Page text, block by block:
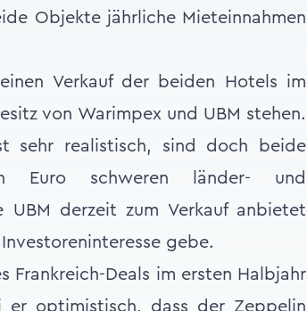
Objekte jährliche Mieteinnahmen
Verkauf der beiden Hotels im
von Warimpex und UBM stehen.
sehr realistisch, sind doch beide
Euro schweren länder- und
UBM derzeit zum Verkauf anbietet
gebe.
Frankreich-Deals im ersten Halbjahr
er optimistisch, dass der Zeppelin